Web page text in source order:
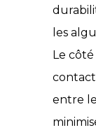
les
Le
entre